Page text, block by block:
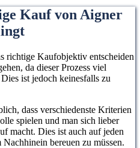
Kauf von Aigner
richtige Kaufobjektiv entscheiden
da dieser Prozess viel
ist jedoch keinesfalls zu
dass verschiedenste Kriterien
spielen und man sich lieber
macht. Dies ist auch auf jeden
bereuen zu müssen.